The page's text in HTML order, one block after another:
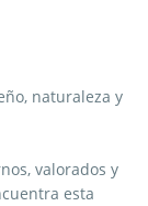
naturaleza y
valorados y
esta